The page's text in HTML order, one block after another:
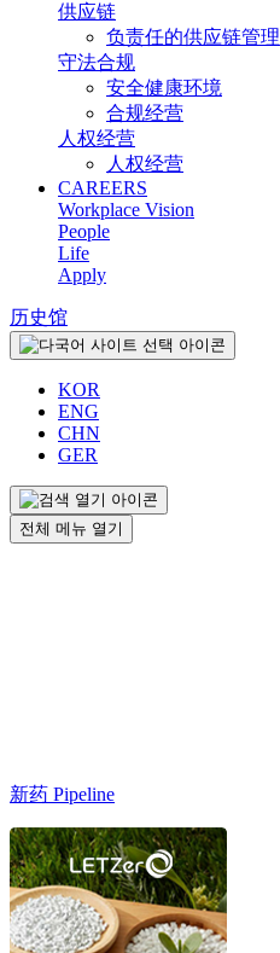
供应链
负责任的供应链管理
守法合规
安全健康环境
合规经营
人权经营
人权经营
CAREERS
Workplace Vision
People
Life
Apply
历史馆
KOR
ENG
CHN
GER
전체 메뉴 열기
新药 Pipeline